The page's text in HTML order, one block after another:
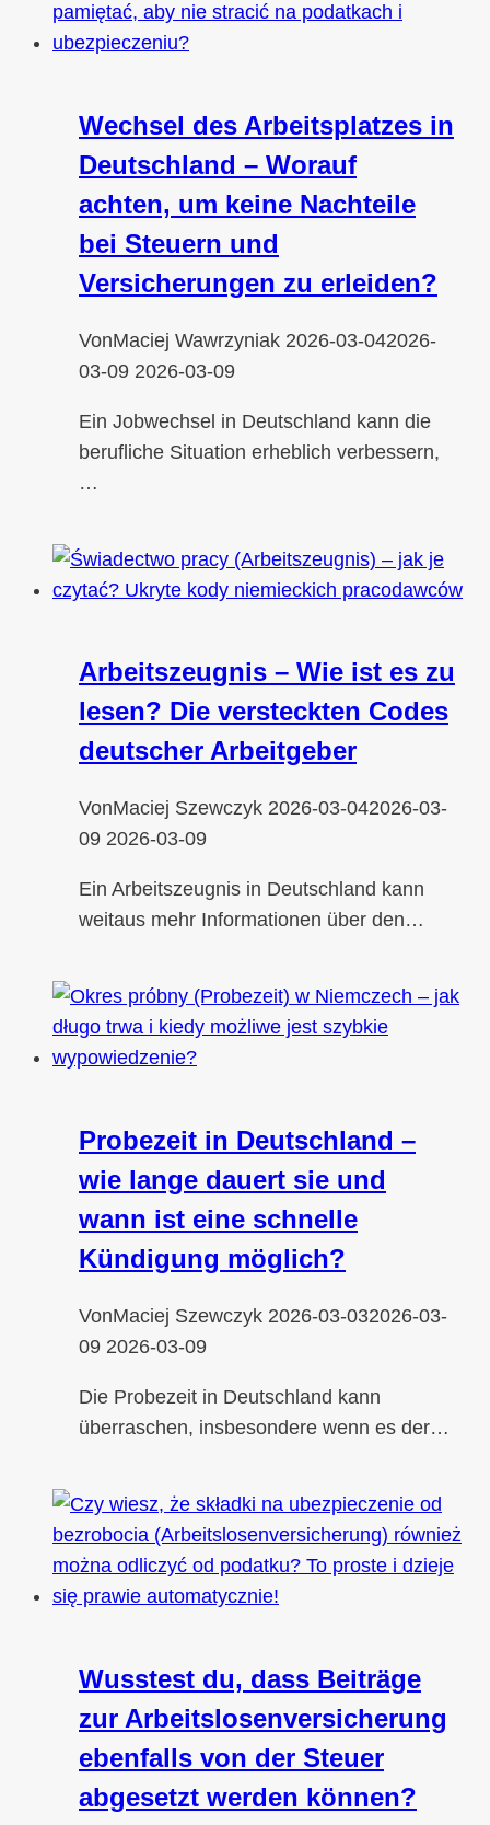
Wechsel des Arbeitsplatzes in
Deutschland – Worauf
achten, um keine Nachteile
bei Steuern und
Versicherungen zu erleiden?
VonMaciej Wawrzyniak 2026-03-042026-
03-09 2026-03-09
Ein Jobwechsel in Deutschland kann die
berufliche Situation erheblich verbessern,
…
Arbeitszeugnis – Wie ist es zu
lesen? Die versteckten Codes
deutscher Arbeitgeber
VonMaciej Szewczyk 2026-03-042026-03-
09 2026-03-09
Ein Arbeitszeugnis in Deutschland kann
weitaus mehr Informationen über den…
Probezeit in Deutschland –
wie lange dauert sie und
wann ist eine schnelle
Kündigung möglich?
VonMaciej Szewczyk 2026-03-032026-03-
09 2026-03-09
Die Probezeit in Deutschland kann
überraschen, insbesondere wenn es der…
Wusstest du, dass Beiträge
zur Arbeitslosenversicherung
ebenfalls von der Steuer
abgesetzt werden können?